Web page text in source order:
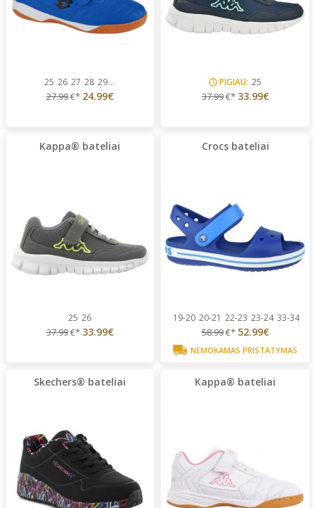
25 26 27 28 29...
27.99€* 24.99€
PIGIAU: 25
37.99€* 33.99€
Kappa® bateliai
25 26
37.99€* 33.99€
Crocs bateliai
19-20 20-21 22-23 23-24 33-34
58.99€* 52.99€
NEMOKAMAS PRISTATYMAS
Skechers® bateliai Kappa® bateliai